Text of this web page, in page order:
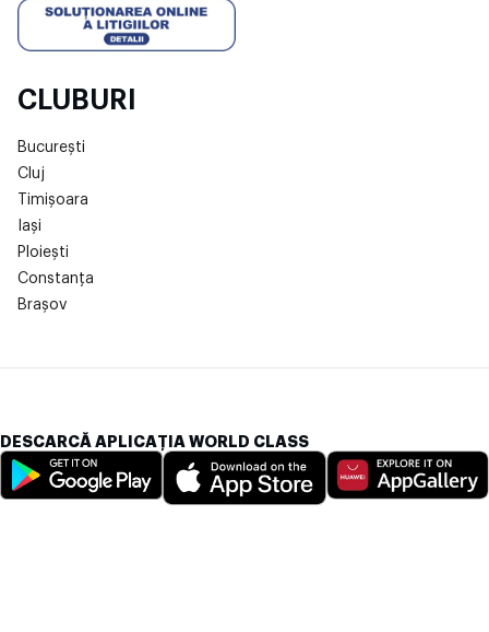
CLUBURI
București
Cluj
Timișoara
Iași
Ploiești
Constanța
Brașov
DESCARCĂ APLICAȚIA WORLD CLASS